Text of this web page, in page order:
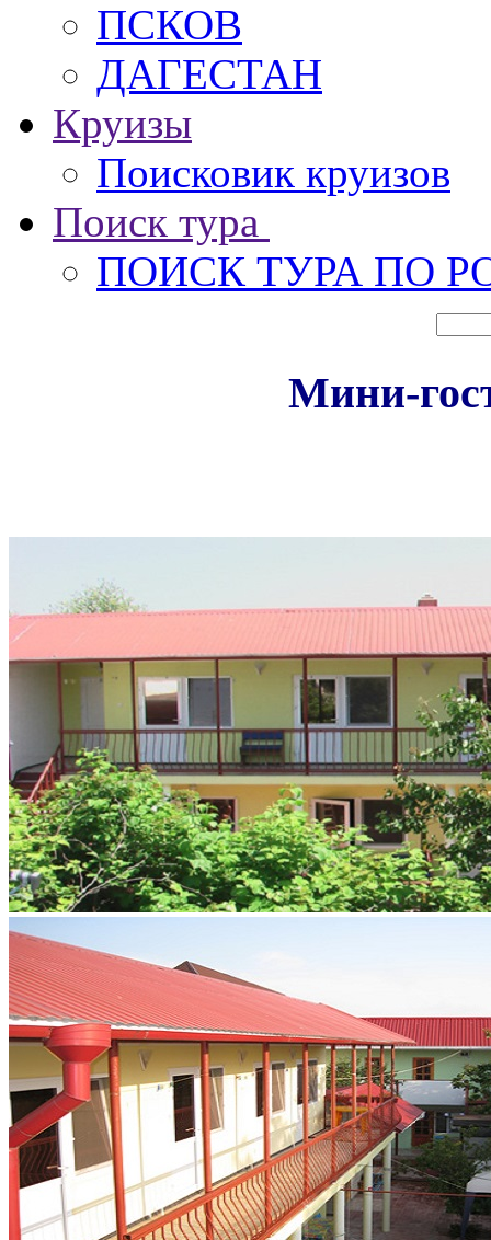
ПСКОВ
ДАГЕСТАН
Круизы
Поисковик круизов
Поиск тура
ПОИСК ТУРА ПО
Мини-